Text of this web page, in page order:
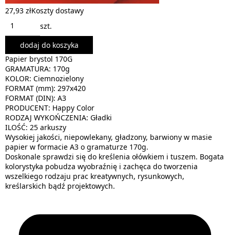
27,93 złKoszty dostawy
szt.
dodaj do koszyka
Papier brystol 170G
GRAMATURA: 170g
KOLOR: Ciemnozielony
FORMAT (mm): 297x420
FORMAT (DIN): A3
PRODUCENT: Happy Color
RODZAJ WYKOŃCZENIA: Gładki
ILOŚĆ: 25 arkuszy
Wysokiej jakości, niepowlekany, gładzony, barwiony w masie
papier w formacie A3 o gramaturze 170g.
Doskonale sprawdzi się do kreślenia ołówkiem i tuszem. Bogata
kolorystyka pobudza wyobraźnię i zachęca do tworzenia
wszelkiego rodzaju prac kreatywnych, rysunkowych,
kreślarskich bądź projektowych.